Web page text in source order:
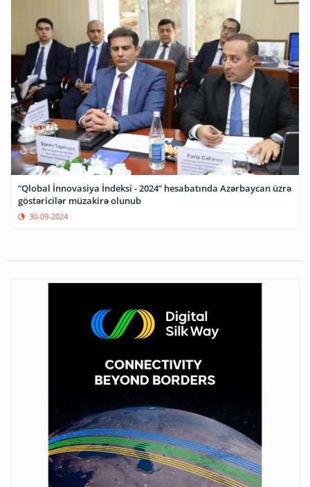
“Qlobal İnnovasiya İndeksi - 2024” hesabatında Azərbaycan üzrə
göstəricilər müzakirə olunub
30-09-2024